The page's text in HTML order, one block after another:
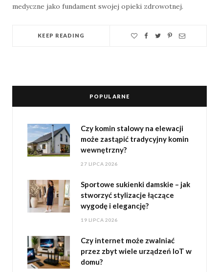
medyczne jako fundament swojej opieki zdrowotnej.
KEEP READING
POPULARNE
Czy komin stalowy na elewacji
może zastąpić tradycyjny komin
wewnętrzny?
27 LIPCA 2026
Sportowe sukienki damskie – jak
stworzyć stylizacje łączące
wygodę i elegancję?
19 LIPCA 2026
Czy internet może zwalniać
przez zbyt wiele urządzeń IoT w
domu?